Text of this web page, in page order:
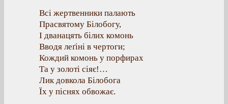
Всі жертвенники палають
Прасвятому Білобогу,
І дванацять білих комонь
Вводя леґіні в чертоги;
Кождий комонь у порфирах
Та у золоті сіяє!…
Лик довкола Білобога
Їх у піснях обвожає.